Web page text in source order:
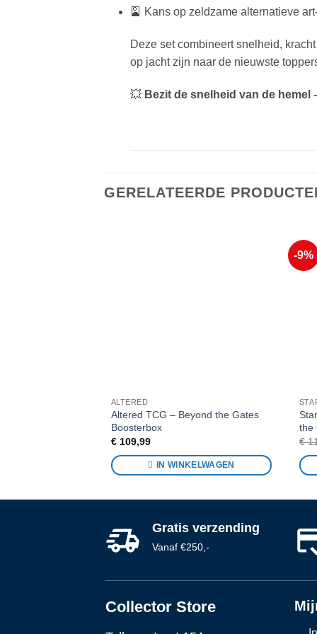
🎴 Kans op zeldzame alternatieve
Deze set combineert snelheid,
op jacht zijn naar de nieuwste
💥 Bezit de snelheid van de hemel
GERELATEERDE
ALTERED
Altered TCG – Beyond the Gates
Boosterbox
€109,99
IN WINKELWAGEN
-9%
the
€
Gratis verzending
Vanaf €250,-
Collector Store